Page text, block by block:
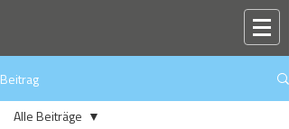
Beitrag
Alle Beiträge